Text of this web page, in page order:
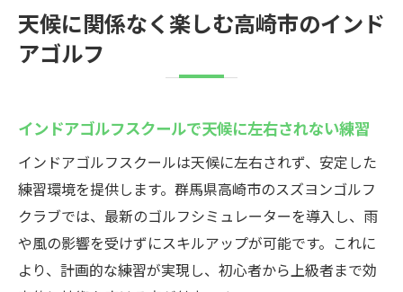
天候に関係なく楽しむ高崎市のインド
アゴルフ
インドアゴルフスクールで天候に左右されない練習
インドアゴルフスクールは天候に左右されず、安定した
練習環境を提供します。群馬県高崎市のスズヨンゴルフ
クラブでは、最新のゴルフシミュレーターを導入し、雨
や風の影響を受けずにスキルアップが可能です。これに
より、計画的な練習が実現し、初心者から上級者まで効